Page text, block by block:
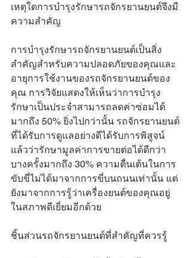
เหตุใดการบำรุงรักษารถจักรยานยนต์จึงมี
ความสำคัญ
การบำรุงรักษารถจักรยานยนต์เป็นสิ่ง
สำคัญสำหรับความปลอดภัยของคุณและ
อายุการใช้งานของรถจักรยานยนต์ของ
คุณ การวิจัยแสดงให้เห็นว่าการบำรุง
รักษาเป็นประจำสามารถลดค่าซ่อมได้
มากถึง 50% ยิ่งไปกว่านั้น รถจักรยานยนต์
ที่ได้รับการดูแลอย่างดีได้รับการพิสูจน์
แล้วว่ารักษามูลค่าการขายต่อได้ดีกว่า
บางครั้งมากถึง 30% ความตื่นเต้นในการ
ขับขี่ไม่ได้มาจากการขี่บนถนนเท่านั้น แต่
ยังมาจากการรู้ว่าเครื่องยนต์ของคุณอยู่
ในสภาพดีเยี่ยมอีกด้วย
ชิ้นส่วนรถจักรยานยนต์ที่สำคัญที่ควรรู้